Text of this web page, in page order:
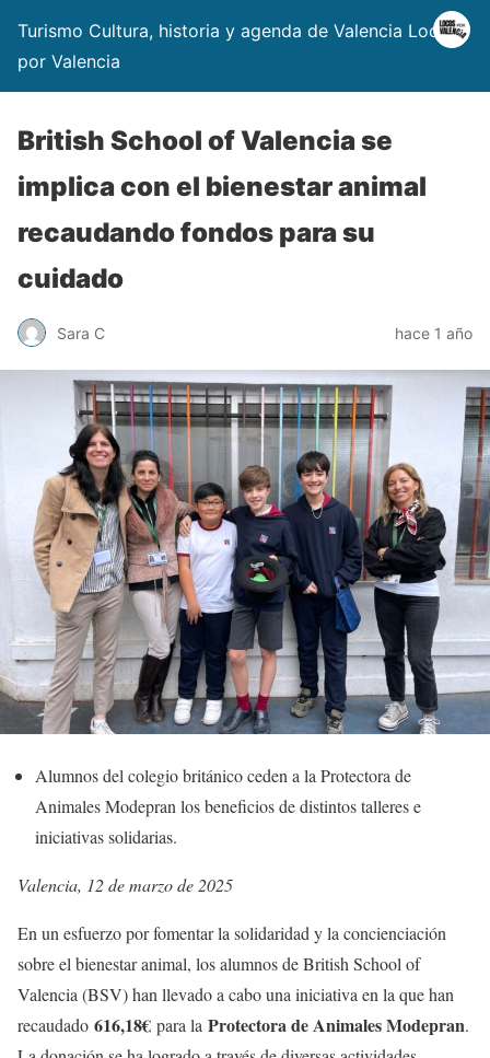
Turismo Cultura, historia y agenda de Valencia Locos
por Valencia
British School of Valencia se
implica con el bienestar animal
recaudando fondos para su
cuidado
Sara C hace 1 año
Alumnos del colegio británico ceden a la Protectora de
Animales Modepran los beneficios de distintos talleres e
iniciativas solidarias.
Valencia, 12 de marzo de 2025
En un esfuerzo por fomentar la solidaridad y la concienciación
sobre el bienestar animal, los alumnos de British School of
Valencia (BSV) han llevado a cabo una iniciativa en la que han
recaudado 616,18€ para la Protectora de Animales Modepran.